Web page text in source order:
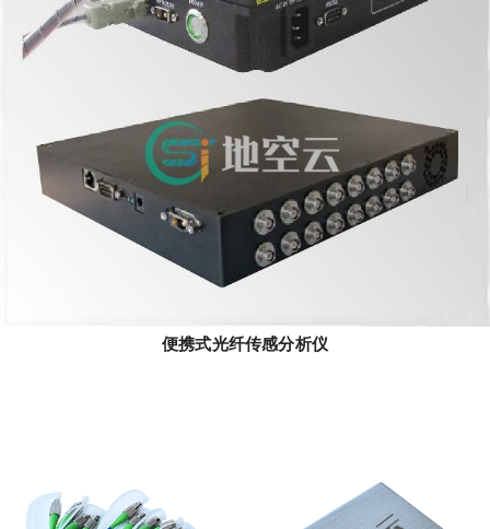
便携式光纤传感分析仪